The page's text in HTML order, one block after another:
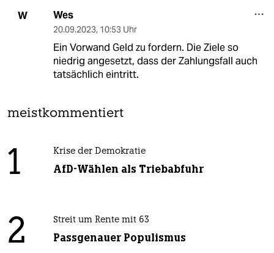
W Wes
20.09.2023, 10:53 Uhr
Ein Vorwand Geld zu fordern. Die Ziele so
niedrig angesetzt, dass der Zahlungsfall auch
tatsächlich eintritt.
meistkommentiert
1 Krise der Demokratie
AfD-Wählen als Triebabfuhr
2 Streit um Rente mit 63
Passgenauer Populismus